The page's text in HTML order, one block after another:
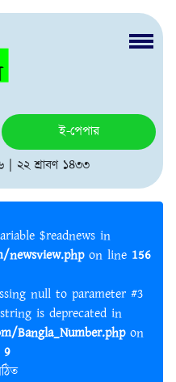
ই-পেপার
| ২২ শ্রাবণ ১৪৩৩
$readnews in
on line 156
is deprecated in
Bangla_Number.phpon
9